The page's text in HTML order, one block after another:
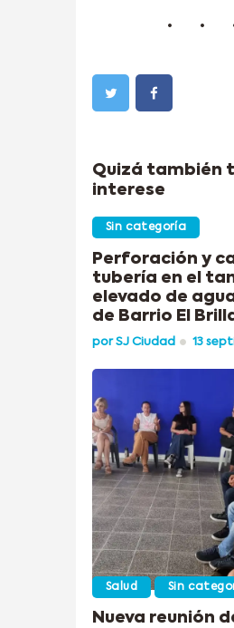
Quizá también
interese
Sin categoría
Perforación y
tubería en el
elevado de
de Barrio El
porSJ Ciudad 13
Salud Sin
Nueva reunión